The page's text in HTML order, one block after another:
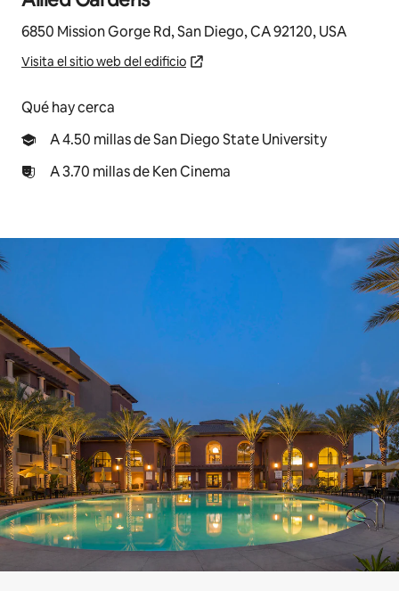
6850 Mission Gorge Rd, San Diego, CA 92120, USA
Visita el sitio web del edificio
Qué hay cerca
A 4.50 millas de San Diego State University
A 3.70 millas de Ken Cinema